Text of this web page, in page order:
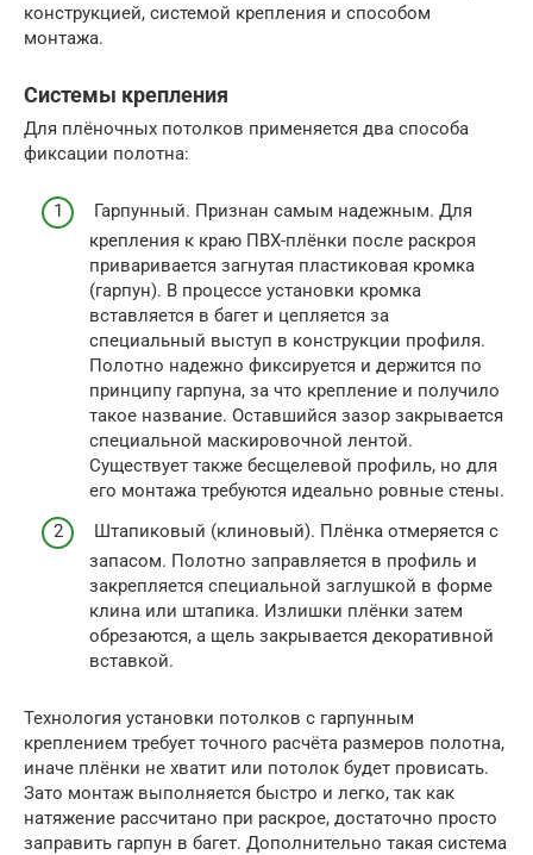
конструкцией, системой крепления и способом
монтажа.
Системы крепления
Для плёночных потолков применяется два способа
фиксации полотна:
Гарпунный. Признан самым надежным. Для
крепления к краю ПВХ-плёнки после раскроя
приваривается загнутая пластиковая кромка
(гарпун). В процессе установки кромка
вставляется в багет и цепляется за
специальный выступ в конструкции профиля.
Полотно надежно фиксируется и держится по
принципу гарпуна, за что крепление и получило
такое название. Оставшийся зазор закрывается
специальной маскировочной лентой.
Существует также бесщелевой профиль, но для
его монтажа требуются идеально ровные стены.
Штапиковый (клиновый). Плёнка отмеряется с
запасом. Полотно заправляется в профиль и
закрепляется специальной заглушкой в форме
клина или штапика. Излишки плёнки затем
обрезаются, а щель закрывается декоративной
вставкой.
Технология установки потолков с гарпунным
креплением требует точного расчёта размеров полотна,
иначе плёнки не хватит или потолок будет провисать.
Зато монтаж выполняется быстро и легко, так как
натяжение рассчитано при раскрое, достаточно просто
заправить гарпун в багет. Дополнительно такая система